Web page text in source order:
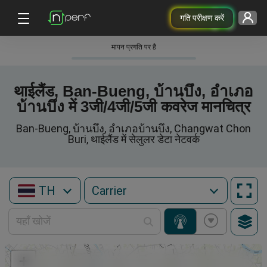
गति परीक्षण करें
मापन प्रगति पर है
थाईलैंड, Ban-Bueng, บ้านบึง, อำเภอ
บ้านบึง में 3जी/4जी/5जी कवरेज मानचित्र
Ban-Bueng, บ้านบึง, อำเภอบ้านบึง, Changwat Chon
Buri, थाईलैंड में सेलुलर डेटा नेटवर्क
TH